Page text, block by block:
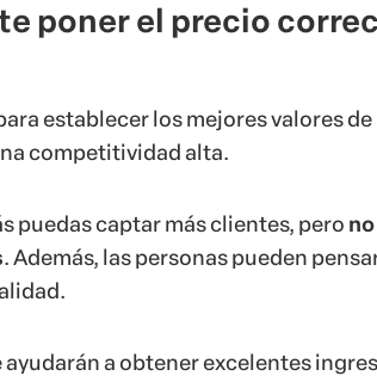
poner el precio
establecer los mejores valores de
competitividad alta.
puedas captar más clientes, pero no
. Además, las personas pueden
a obtener excelentes